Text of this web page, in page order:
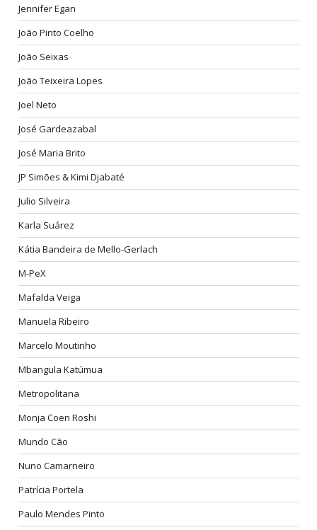
Jennifer Egan
João Pinto Coelho
João Seixas
João Teixeira Lopes
Joel Neto
José Gardeazabal
José Maria Brito
JP Simões & Kimi Djabaté
Julio Silveira
Karla Suárez
Kátia Bandeira de Mello-Gerlach
M-PeX
Mafalda Veiga
Manuela Ribeiro
Marcelo Moutinho
Mbangula Katúmua
Metropolitana
Monja Coen Roshi
Mundo Cão
Nuno Camarneiro
Patrícia Portela
Paulo Mendes Pinto